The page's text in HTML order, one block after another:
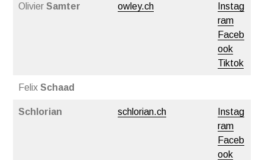
OlivierSamter owley.ch
Instag
ram
Faceb
ook
Tiktok
FelixSchaad
Schlorian schlorian.ch
Instag
ram
Faceb
ook